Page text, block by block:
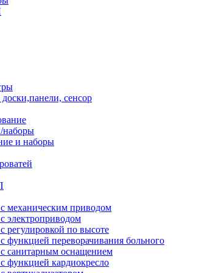
сенсор
наборы
и наборы
механическим приводом
электроприводом
регулировкой по высоте
функцией переворачивания больного
санитарным оснащением
функцией кардиокресло